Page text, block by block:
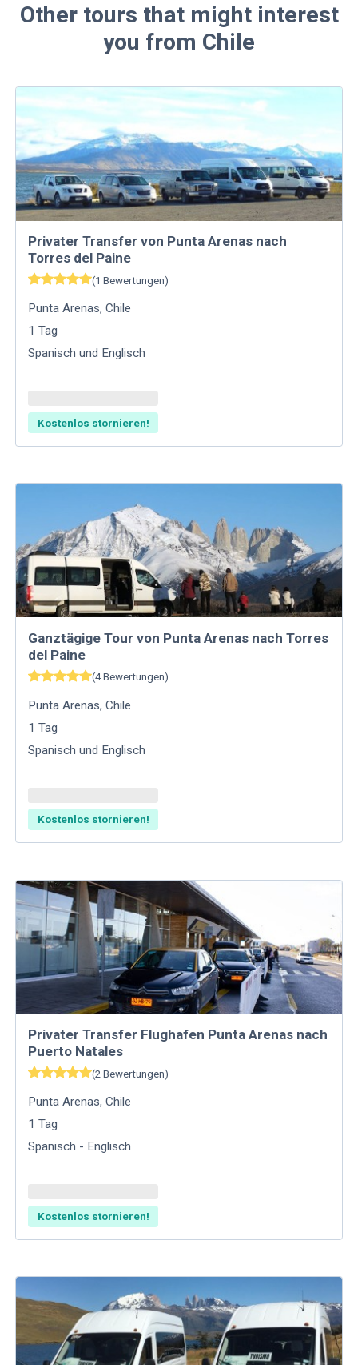
Other tours that might interest
you from Chile
Privater Transfer von Punta Arenas nach
Torres del Paine
(1 Bewertungen)
Punta Arenas,Chile
1 Tag
Spanisch und Englisch
Kostenlos stornieren!
Ganztägige Tour von Punta Arenas nach Torres
del Paine
(4 Bewertungen)
Punta Arenas,Chile
1 Tag
Spanisch und Englisch
Kostenlos stornieren!
Privater Transfer Flughafen Punta Arenas nach
Puerto Natales
(2 Bewertungen)
Punta Arenas,Chile
1 Tag
Spanisch - Englisch
Kostenlos stornieren!